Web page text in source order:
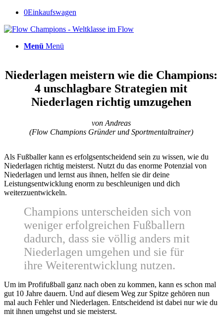
0Einkaufswagen
Menü Menü
Niederlagen meistern wie die Champions:
4 unschlagbare Strategien mit
Niederlagen richtig umzugehen
von Andreas
(Flow Champions Gründer und Sportmentaltrainer)
Als Fußballer kann es erfolgsentscheidend sein zu wissen, wie du
Niederlagen richtig meisterst. Nutzt du das enorme Potenzial von
Niederlagen und lernst aus ihnen, helfen sie dir deine
Leistungsentwicklung enorm zu beschleunigen und dich
weiterzuentwickeln.
Champions unterscheiden sich von
weniger erfolgreichen Fußballern
dadurch, dass sie völlig anders mit
Niederlagen umgehen und sie für
ihre Weiterentwicklung nutzen.
Um im Profifußball ganz nach oben zu kommen, kann es schon mal
gut 10 Jahre dauern. Und auf diesem Weg zur Spitze gehören nun
mal auch Fehler und Niederlagen. Entscheidend ist dabei nur wie du
mit ihnen umgehst und sie meisterst.